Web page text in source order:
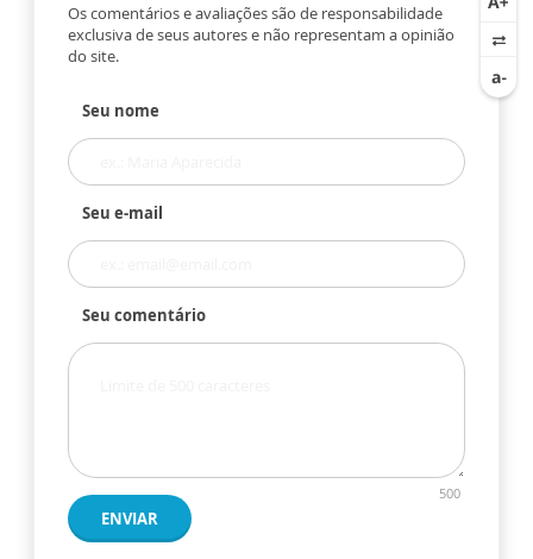
Os comentários e avaliações são de responsabilidade
exclusiva de seus autores e não representam a opinião
do site.
Seu nome
Seu e-mail
Seu comentário
500
ENVIAR